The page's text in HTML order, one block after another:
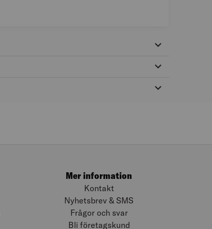
Mer information
Kontakt
Nyhetsbrev & SMS
Frågor och svar
Bli företagskund